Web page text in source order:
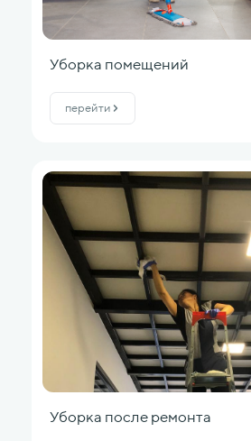
Уборка помещений
перейти
Уборка после ремонта